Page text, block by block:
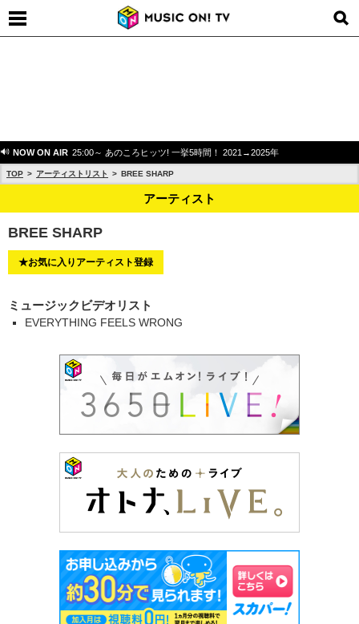
NOW ON AIR 25:00～ あのころヒッツ! 一挙5時間！ 2021→2025年
TOP アーティストリスト BREE SHARP
アーティスト
BREE SHARP
★お気に入りアーティスト登録
ミュージックビデオリスト
EVERYTHING FEELS WRONG